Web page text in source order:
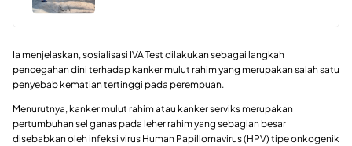
Ia menjelaskan, sosialisasi IVA Test dilakukan sebagai langkah
pencegahan dini terhadap kanker mulut rahim yang merupakan salah satu
penyebab kematian tertinggi pada perempuan.
Menurutnya, kanker mulut rahim atau kanker serviks merupakan
pertumbuhan sel ganas pada leher rahim yang sebagian besar
disebabkan oleh infeksi virus Human Papillomavirus (HPV) tipe onkogenik